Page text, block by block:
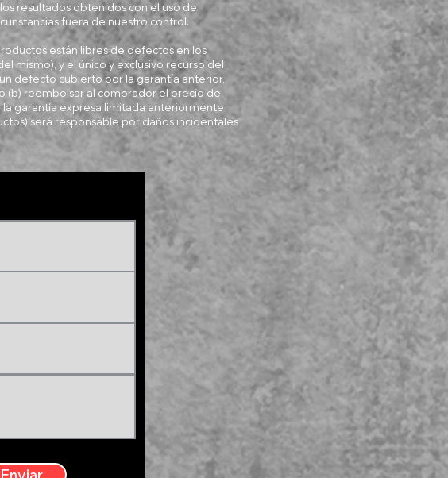
resultados obtenidos con el uso de
fuera de nuestro control.
están libres de defectos en los
mismo), y el único y exclusivo recurso del
defecto cubierto por la garantía anterior,
(b) reembolsar al comprador el precio de
garantía expresa limitada anteriormente
será responsable por daños incidentales